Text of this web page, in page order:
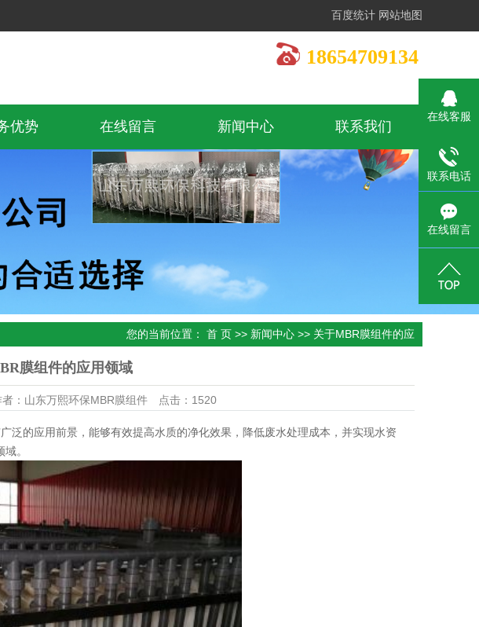
百度统计 网站地图
18654709134
优势 在线留言 新闻中心
公司新闻
行业新闻
联系我们
您的当前位置： 首 页 >> 新闻中心 >> 关于MBR膜组件的应
膜组件的应用领域
： 山东万熙环保MBR膜组件 点击： 1520
泛的应用前景，能够有效提高水质的净化效果，降低废水处理成本，并实现水资
。
在线客服
联系电话
在线留言